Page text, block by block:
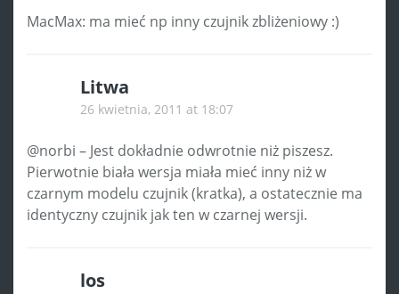
MacMax: ma mieć np inny czujnik zbliżeniowy :)
Litwa
26 kwietnia, 2011 at 18:07
@norbi – Jest dokładnie odwrotnie niż piszesz.
Pierwotnie biała wersja miała mieć inny niż w
czarnym modelu czujnik (kratka), a ostatecznie ma
identyczny czujnik jak ten w czarnej wersji.
los